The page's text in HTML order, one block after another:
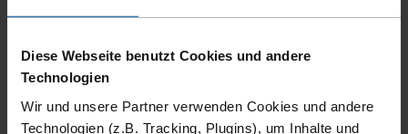
Diese Webseite benutzt Cookies und andere
Technologien
Wir und unsere Partner verwenden Cookies und andere
Technologien (z.B. Tracking, Plugins), um Inhalte und
zum Schutz Ihrer Privatsphäre finden Sie in